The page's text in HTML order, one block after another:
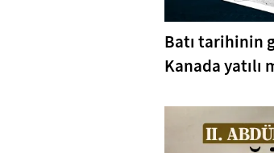
Batı tarihinin
Kanada yatılı